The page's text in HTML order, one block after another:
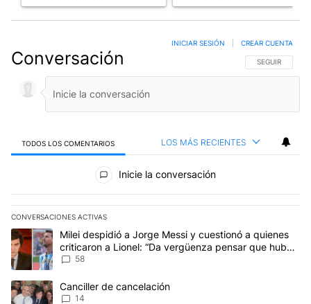
Conversación SIGA ESTA
SEGUIR
INICIAR SESIÓN CREAR CUENTA
TODOS LOS COMENTARIOS LOS MÁS RECIENTES
Todos los comentarios
Inicie la conversación
CONVERSACIONES ACTIVAS
Este listado muestra los artículos con más comentarios en los
Un artículo de tendencia con el título "Milei despidió a Jorge
Milei despidió a Jorge Messi y cuestionó a quienes
criticaron a Lionel: “Da vergüenza pensar que hubo
anti-Messi”
58
Un artículo de tendencia con el título "Canciller de cancelación"
Canciller de cancelación
14